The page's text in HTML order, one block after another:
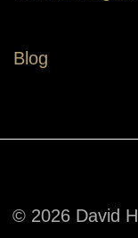
Blog
© 2026 David